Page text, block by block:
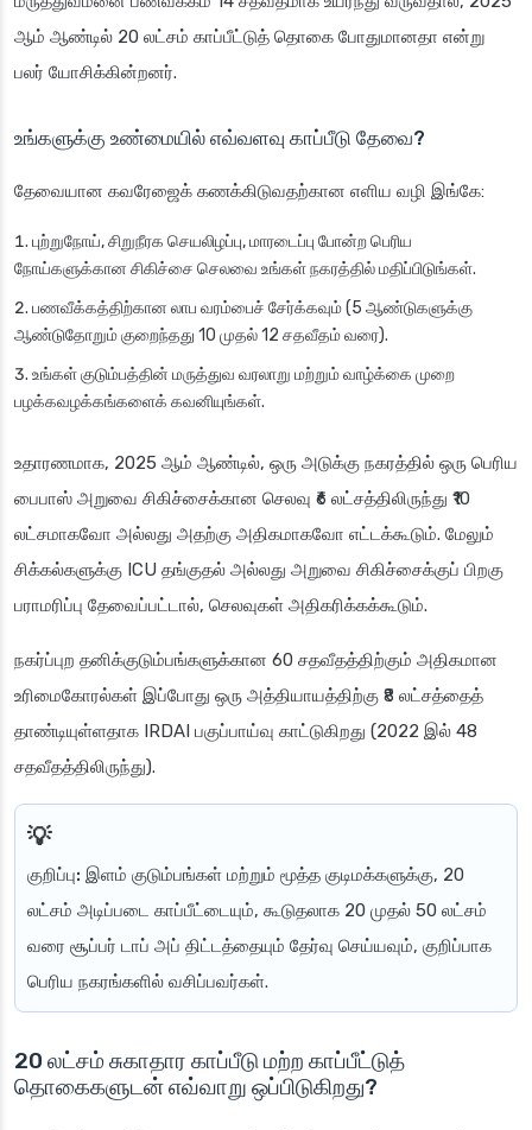
ஆம் ஆண்டில் 20 லட்சம் காப்பீட்டுத் தொகை போதுமானதா என்று
பலர் யோசிக்கின்றனர்.
உங்களுக்கு உண்மையில் எவ்வளவு காப்பீடு தேவை?
தேவையான கவரேஜைக் கணக்கிடுவதற்கான எளிய வழி இங்கே:
புற்றுநோய், சிறுநீரக செயலிழப்பு, மாரடைப்பு போன்ற பெரிய
நோய்களுக்கான சிகிச்சை செலவை உங்கள் நகரத்தில் மதிப்பிடுங்கள்.
பணவீக்கத்திற்கான லாப வரம்பைச் சேர்க்கவும் (5 ஆண்டுகளுக்கு
ஆண்டுதோறும் குறைந்தது 10 முதல் 12 சதவீதம் வரை).
உங்கள் குடும்பத்தின் மருத்துவ வரலாறு மற்றும் வாழ்க்கை முறை
பழக்கவழக்கங்களைக் கவனியுங்கள்.
உதாரணமாக, 2025 ஆம் ஆண்டில், ஒரு அடுக்கு நகரத்தில் ஒரு பெரிய
பைபாஸ் அறுவை சிகிச்சைக்கான செலவு ₹6 லட்சத்திலிருந்து ₹10
லட்சமாகவோ அல்லது அதற்கு அதிகமாகவோ எட்டக்கூடும். மேலும்
சிக்கல்களுக்கு ICU தங்குதல் அல்லது அறுவை சிகிச்சைக்குப் பிறகு
பராமரிப்பு தேவைப்பட்டால், செலவுகள் அதிகரிக்கக்கூடும்.
நகர்ப்புற தனிக்குடும்பங்களுக்கான 60 சதவீதத்திற்கும் அதிகமான
உரிமைகோரல்கள் இப்போது ஒரு அத்தியாயத்திற்கு ₹8 லட்சத்தைத்
தாண்டியுள்ளதாக IRDAI பகுப்பாய்வு காட்டுகிறது (2022 இல் 48
சதவீதத்திலிருந்து).
குறிப்பு: இளம் குடும்பங்கள் மற்றும் மூத்த குடிமக்களுக்கு, 20
லட்சம் அடிப்படை காப்பீட்டையும், கூடுதலாக 20 முதல் 50 லட்சம்
வரை சூப்பர் டாப் அப் திட்டத்தையும் தேர்வு செய்யவும், குறிப்பாக
பெரிய நகரங்களில் வசிப்பவர்கள்.
20 லட்சம் சுகாதார காப்பீடு மற்ற காப்பீட்டுத்
தொகைகளுடன் எவ்வாறு ஒப்பிடுகிறது?